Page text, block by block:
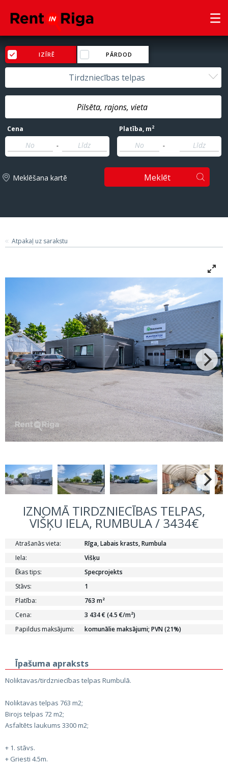
IZĪRĒ PĀRDOD
Tirdzniecības telpas
Cena
-
Platība, m2
-
Meklēšana kartē Meklēt
Atpakaļ uz sarakstu
IZNOMĀ TIRDZNIECĪBAS TELPAS,
VIŠĶU IELA, RUMBULA / 3434€
Atrašanās vieta:
Rīga, Labais krasts, Rumbula
Iela:
Višķu
Ēkas tips:
Specprojekts
Stāvs:
1
Platība:
763 m²
Cena:
3 434 € (4.5 €/m²)
Papildus maksājumi:
komunālie maksājumi; PVN (21%)
Īpašuma apraksts
Noliktavas/tirdzniecības telpas Rumbulā.
Noliktavas telpas 763 m2;
Birojs telpas 72 m2;
Asfaltēts laukums 3300 m2;
+ 1. stāvs.
+ Griesti 4.5m.